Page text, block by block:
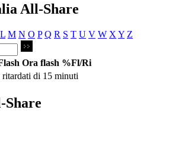
All-Share
L M N O P Q R S T U V W X Y Z
Ora flash %Fl/Ri
di 15 minuti